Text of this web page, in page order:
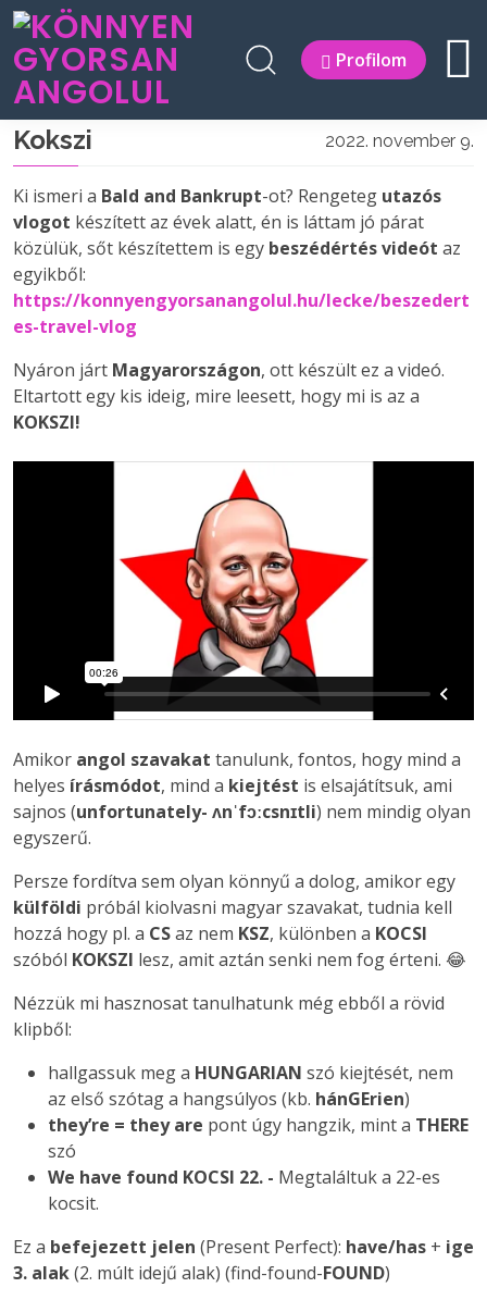
Profilom
Kokszi 2022. november 9.
Ki ismeri a Bald and Bankrupt-ot? Rengeteg utazós
vlogot készített az évek alatt, én is láttam jó párat
közülük, sőt készítettem is egy beszédértés videót az
egyikből:
https://konnyengyorsanangolul.hu/lecke/beszedert
es-travel-vlog
Nyáron járt Magyarországon, ott készült ez a videó.
Eltartott egy kis ideig, mire leesett, hogy mi is az a
KOKSZI!
Amikor angol szavakat tanulunk, fontos, hogy mind a
helyes írásmódot, mind a kiejtést is elsajátítsuk, ami
sajnos (unfortunately- ʌnˈfɔːcsnɪtli) nem mindig olyan
egyszerű.
Persze fordítva sem olyan könnyű a dolog, amikor egy
külföldi próbál kiolvasni magyar szavakat, tudnia kell
hozzá hogy pl. a CSaz nem KSZ, különben a KOCSI
szóból KOKSZI lesz, amit aztán senki nem fog érteni. 😂
Nézzük mi hasznosat tanulhatunk még ebből a rövid
klipből:
hallgassuk meg a HUNGARIAN szó kiejtését, nem
az első szótag a hangsúlyos (kb. hánGErien)
they’re = they are pont úgy hangzik, mint a THERE
szó
We have found KOCSI 22. - Megtaláltuk a 22-es
kocsit.
Ez a befejezett jelen (Present Perfect): have/has + ige
3. alak(2. múlt idejű alak) (find-found-FOUND)